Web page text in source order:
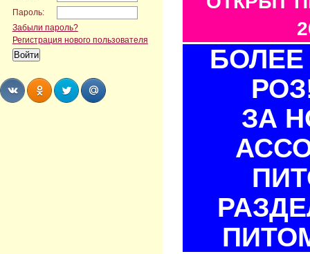
Пароль:
Забыли пароль?
Регистрация нового пользователя
БОЛЕЕ
ЗА